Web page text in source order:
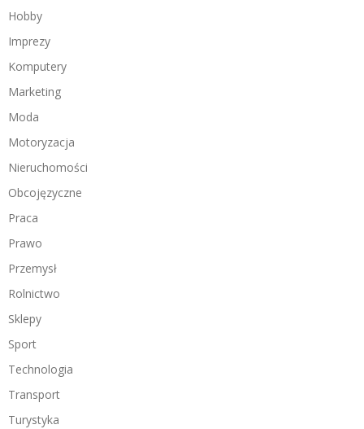
Hobby
Imprezy
Komputery
Marketing
Moda
Motoryzacja
Nieruchomości
Obcojęzyczne
Praca
Prawo
Przemysł
Rolnictwo
Sklepy
Sport
Technologia
Transport
Turystyka